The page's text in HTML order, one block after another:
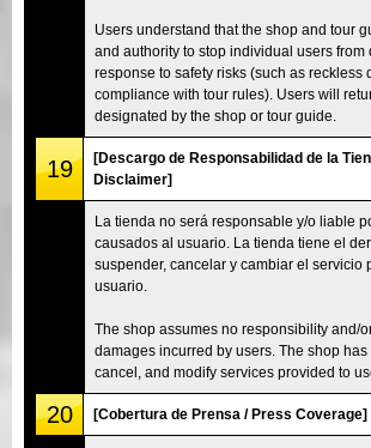
Users understand that the shop and tour
and authority to stop individual users from
response to safety risks (such as reckless
compliance with tour rules). Users will
designated by the shop or tour guide.
19
[Descargo de Responsabilidad de la
Disclaimer]
La tienda no será responsable y/o liable
causados al usuario. La tienda tiene el
suspender, cancelar y cambiar el servicio
usuario.
The shop assumes no responsibility and/
damages incurred by users. The shop has
cancel, and modify services provided to
20 [Cobertura de Prensa / Press Coverage]